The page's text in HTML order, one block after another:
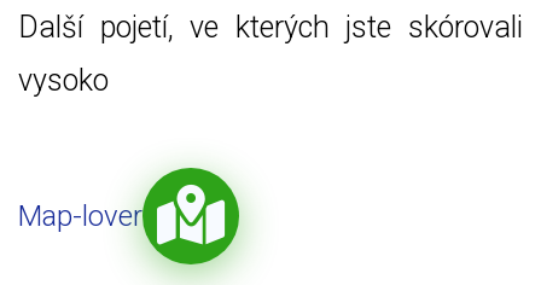
Další pojetí, ve kterých jste skórovali
vysoko
Map-lover